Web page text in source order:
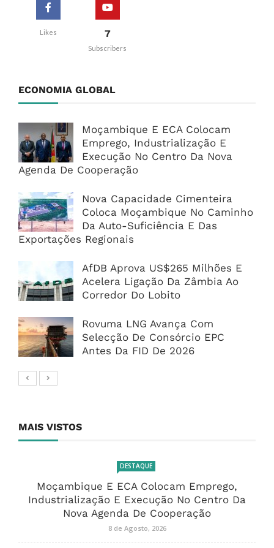
Likes 7
Subscribers
ECONOMIA GLOBAL
Moçambique E ECA Colocam
Emprego, Industrialização E
Execução No Centro Da Nova
Agenda De Cooperação
Nova Capacidade Cimenteira
Coloca Moçambique No Caminho
Da Auto-Suficiência E Das
Exportações Regionais
AfDB Aprova US$265 Milhões E
Acelera Ligação Da Zâmbia Ao
Corredor Do Lobito
Rovuma LNG Avança Com
Selecção De Consórcio EPC
Antes Da FID De 2026
MAIS VISTOS
DESTAQUE
Moçambique E ECA Colocam Emprego,
Industrialização E Execução No Centro Da
Nova Agenda De Cooperação
8 de Agosto, 2026